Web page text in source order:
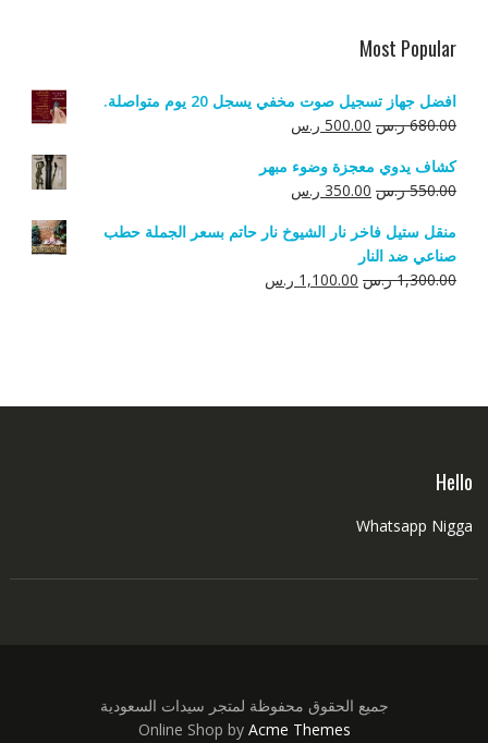
Most Popular
افضل جهاز تسجيل صوت مخفي يسجل 20 يوم متواصلة.
680.00 ر.س السعر
هو:
680.00 ر.س.
500.00 ر.سالسعر
هو:
500.00 ر.س.
كشاف يدوي معجزة وضوء مبهر
550.00 ر.س السعر
هو:
550.00 ر.س.
350.00 ر.سالسعر
هو:
منقل ستيل فاخر نار الشيوخ نار حاتم بسعر الجملة حطب
صناعي ضد النار
1,300.00 ر.س السعر
1,100.00 ر.سالسعر
Hello
Whatsapp Nigga
جميع الحقوق محفوظة لمتجر سيدات السعودية
Online Shop by Acme Themes